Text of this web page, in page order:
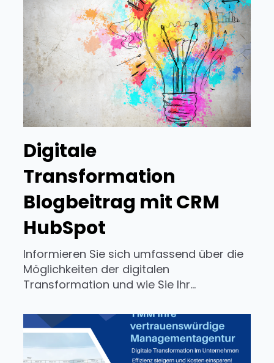
Digitale
Transformation
Blogbeitrag mit CRM
HubSpot
Informieren Sie sich umfassend über die
Möglichkeiten der digitalen
Transformation und wie Sie Ihr...